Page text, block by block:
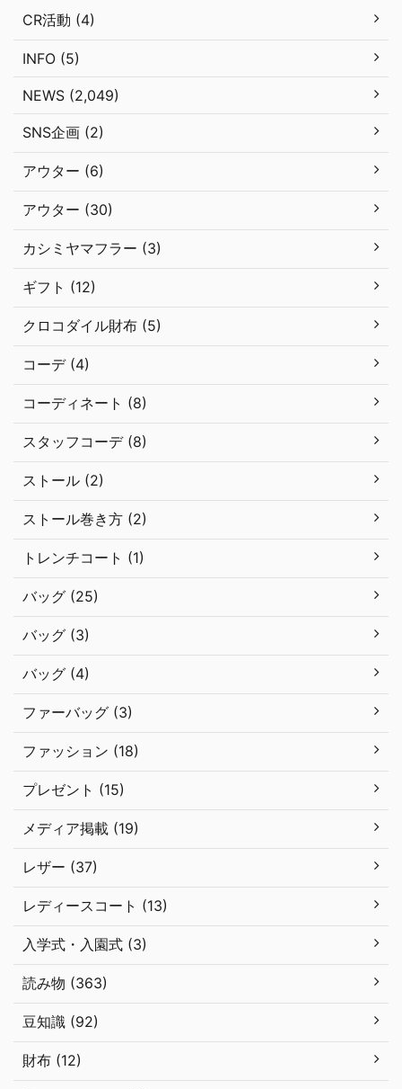
CR活動 (4)
INFO (5)
NEWS (2,049)
SNS企画 (2)
アウター (6)
アウター (30)
カシミヤマフラー (3)
ギフト (12)
クロコダイル財布 (5)
コーデ (4)
コーディネート (8)
スタッフコーデ (8)
ストール (2)
ストール巻き方 (2)
トレンチコート (1)
バッグ (25)
バッグ (3)
バッグ (4)
ファーバッグ (3)
ファッション (18)
プレゼント (15)
メディア掲載 (19)
レザー (37)
レディースコート (13)
入学式・入園式 (3)
読み物 (363)
豆知識 (92)
財布 (12)